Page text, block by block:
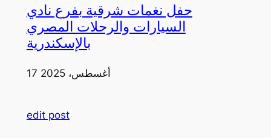
حفل نغمات شرقية بفرع نادي
السيارات والرحلات المصري
بالإسكندرية
17 أغسطس، 2025
edit post